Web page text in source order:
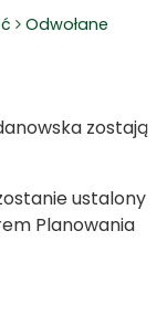
Odwołane
zostają
ustalony
Planowania